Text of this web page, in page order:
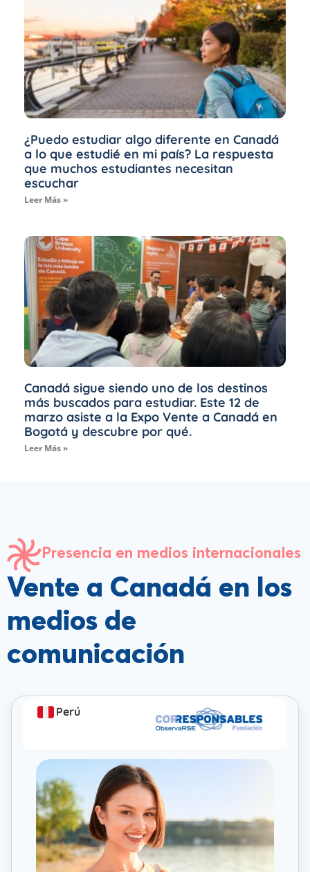
¿Puedo estudiar algo diferente en Canadá
a lo que estudié en mi país? La respuesta
que muchos estudiantes necesitan
escuchar
Leer Más »
Canadá sigue siendo uno de los destinos
más buscados para estudiar. Este 12 de
marzo asiste a la Expo Vente a Canadá en
Bogotá y descubre por qué.
Leer Más »
Presencia en medios internacionales
Vente a Canadá en los
medios de
comunicación
Perú